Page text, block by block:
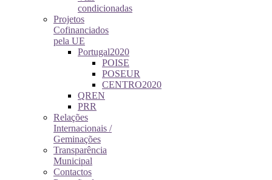
condicionadas
Projetos
Cofinanciados
pela UE
Portugal2020
POISE
POSEUR
CENTRO2020
QREN
PRR
Relações
Internacionais /
Geminações
Transparência
Municipal
Contactos